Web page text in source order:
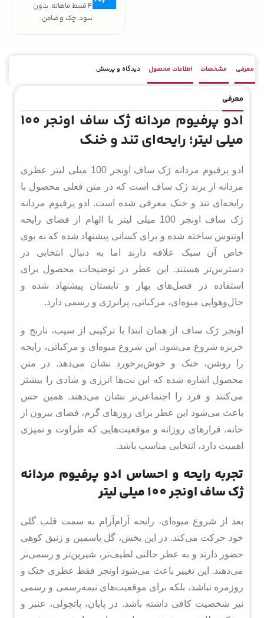
4 قسط ماهانه. بدون
سود، چک و ضامن.
معرفی مشخصات اطلاعات محصول دیدگاه و پرسش
معرفی
ادو پرفیوم مردانه ژک ساف اونجر 100
میلی لیتر؛ رایحه‌ای تند و خنک
ادو پرفیوم مردانه ژک ساف اونجر 100 میلی لیتر عطری
مردانه از برند ژک ساف است که در متن فعلی محصول با
رایحه‌ای تند و خنک معرفی شده است. ادو پرفیوم مردانه
ژک ساف اونجر 100 میلی لیتر با الهام از فضای رایحه
اونتوس ساخته شده و برای کسانی پیشنهاد شده که به بوی
خاص آن سبک علاقه دارند اما به دنبال انتخابی در
دسترس‌تر هستند. این عطر در توضیحات محصول برای
استفاده در فصل‌های بهار و تابستان پیشنهاد شده و
حال‌وهوایی میوه‌ای، مرکباتی، پرانرژی و رسمی دارد.
اونجر ژک ساف از همان ابتدا با ترکیبی از سیب، نارنج و
خربزه شروع می‌شود. این شروع میوه‌ای و مرکباتی، رایحه
را روشن، خنک و خوش‌برخورد نشان می‌دهد. در متن
محصول اشاره شده که این نت‌ها انرژی و شادی را بیشتر
می‌کنند و فرد را اجتماعی‌تر نشان می‌دهند. همین حس
باعث می‌شود این عطر برای روزهای گرم، فضای بیرون از
خانه، قرارهای روزانه و موقعیت‌هایی که طراوت و تمیزی
اهمیت دارد، انتخابی مناسب باشد.
تجربه رایحه و احساس ادو پرفیوم مردانه
ژک ساف اونجر 100 میلی لیتر
بعد از شروع میوه‌ای، رایحه آرام‌آرام به سمت قلب گلی
خود حرکت می‌کند. در این بخش، گل یاسمین و زنبق کوهی
حضور دارند و به عطر حالتی لطیف‌تر، شیرین‌تر و رسمی‌تر
می‌دهند. این تغییر باعث می‌شود اونجر فقط عطری خنک و
روزمره نباشد، بلکه برای موقعیت‌های نیمه‌رسمی و رسمی
نیز شخصیت کافی داشته باشد. در پایان، پاتچولی، عنبر و